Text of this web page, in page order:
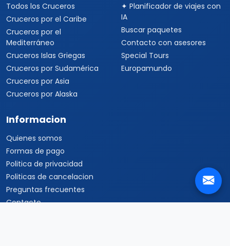
Todos los Cruceros
Cruceros por el Caribe
Cruceros por el
Mediterráneo
Cruceros Islas Griegas
Cruceros por Sudamérica
Cruceros por Asia
Cruceros por Alaska
✦ Planificador de viajes con
IA
Buscar paquetes
Contacto con asesores
Special Tours
Europamundo
Informacion
Quienes somos
Formas de pago
Politica de privacidad
Politicas de cancelacion
Preguntas frecuentes
Contacto